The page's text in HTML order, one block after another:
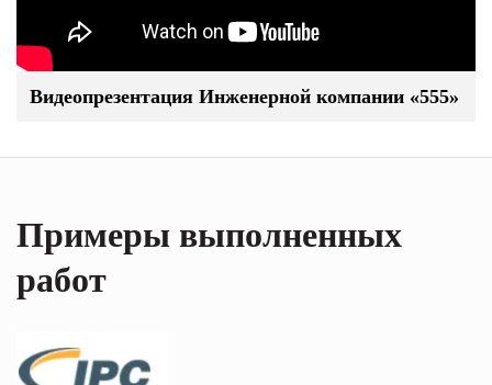
Видеопрезентация Инженерной компании «555»
Примеры выполненных
работ